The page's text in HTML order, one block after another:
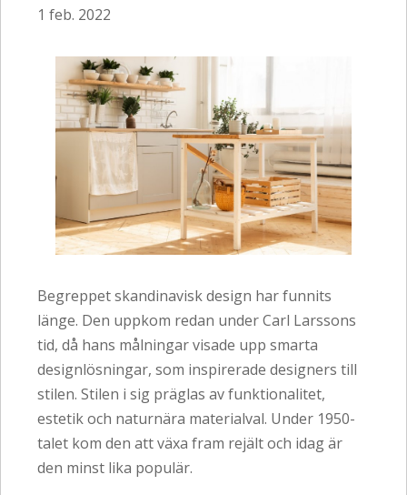
1 feb. 2022
Begreppet skandinavisk design har funnits
länge. Den uppkom redan under Carl Larssons
tid, då hans målningar visade upp smarta
designlösningar, som inspirerade designers till
stilen. Stilen i sig präglas av funktionalitet,
estetik och naturnära materialval. Under 1950-
talet kom den att växa fram rejält och idag är
den minst lika populär.